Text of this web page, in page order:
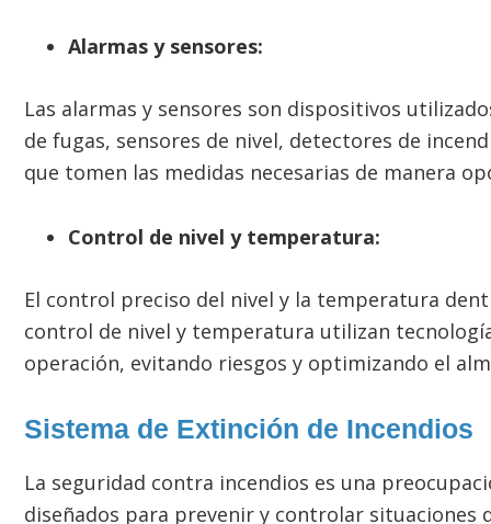
Alarmas y sensores:
Las alarmas y sensores son dispositivos
de fugas, sensores de nivel, detectores de
que tomen las medidas necesarias de manera
Control de nivel y temperatura:
El control preciso del nivel y la temperatura
control de nivel y temperatura utilizan
operación, evitando riesgos y optimizando el
Sistema de Extinción de Incendios
La seguridad contra incendios es una
diseñados para prevenir y controlar situaciones